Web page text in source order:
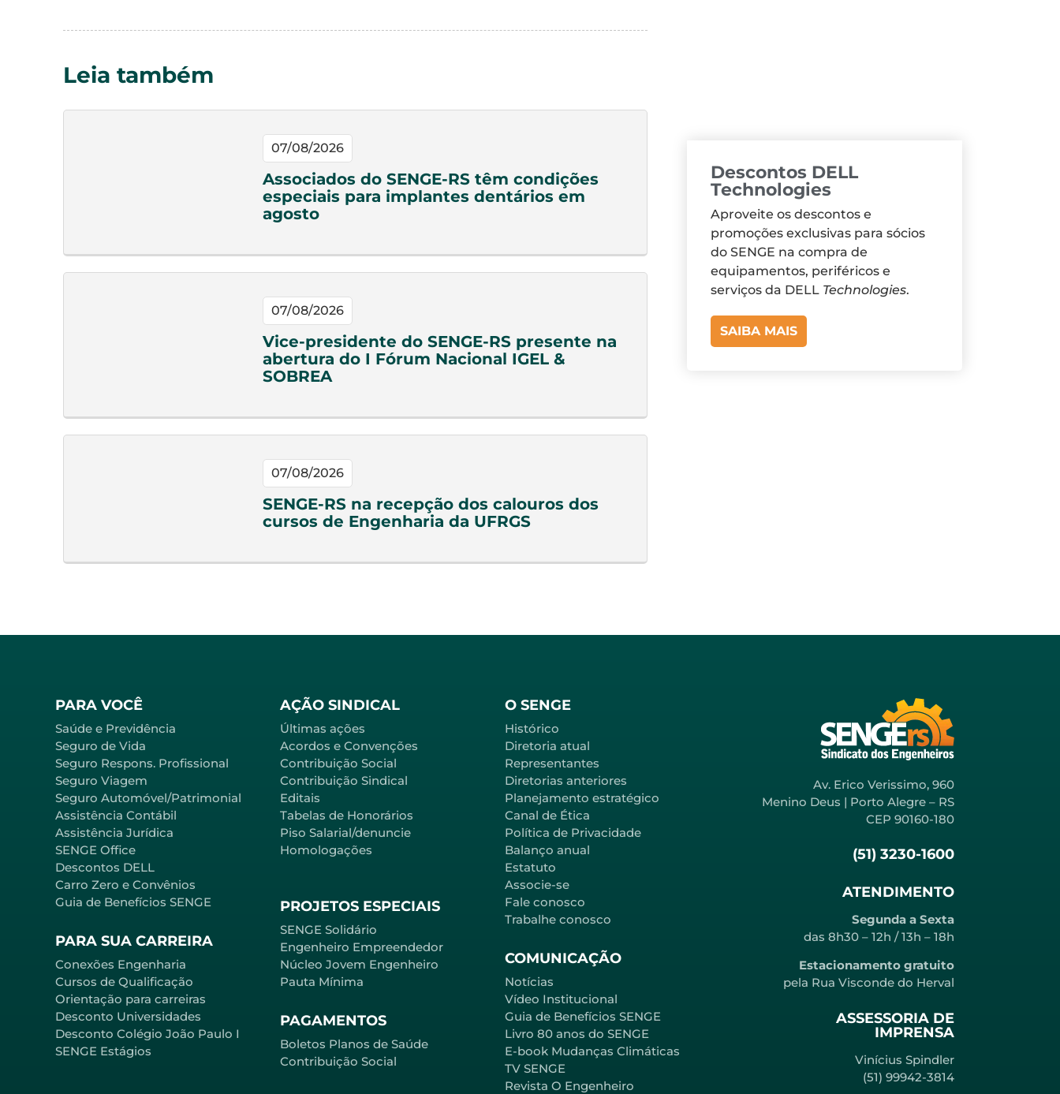
Leia também
07/08/2026
Associados do SENGE-RS têm condições
especiais para implantes dentários em
agosto
07/08/2026
Vice-presidente do SENGE-RS presente na
abertura do I Fórum Nacional IGEL &
SOBREA
07/08/2026
SENGE-RS na recepção dos calouros dos
cursos de Engenharia da UFRGS
Descontos DELL
Technologies
Aproveite os descontos e
promoções exclusivas para sócios
do SENGE na compra de
equipamentos, periféricos e
serviços da DELL Technologies.
SAIBA MAIS
PARA VOCÊ
Saúde e Previdência
Seguro de Vida
Seguro Respons. Profissional
Seguro Viagem
Seguro Automóvel/Patrimonial
Assistência Contábil
Assistência Jurídica
SENGE Office
Descontos DELL
Carro Zero e Convênios
Guia de Benefícios SENGE
PARA SUA CARREIRA
Conexões Engenharia
Cursos de Qualificação
Orientação para carreiras
Desconto Universidades
Desconto Colégio João Paulo I
SENGE Estágios
AÇÃO SINDICAL
Últimas ações
Acordos e Convenções
Contribuição Social
Contribuição Sindical
Editais
Tabelas de Honorários
Piso Salarial/denuncie
Homologações
PROJETOS ESPECIAIS
SENGE Solidário
Engenheiro Empreendedor
Núcleo Jovem Engenheiro
Pauta Mínima
PAGAMENTOS
Boletos Planos de Saúde
Contribuição Social
O SENGE
Histórico
Diretoria atual
Representantes
Diretorias anteriores
Planejamento estratégico
Canal de Ética
Política de Privacidade
Balanço anual
Estatuto
Associe-se
Fale conosco
Trabalhe conosco
COMUNICAÇÃO
Notícias
Vídeo Institucional
Guia de Benefícios SENGE
Livro 80 anos do SENGE
E-book Mudanças Climáticas
TV SENGE
Revista O Engenheiro
Av. Erico Verissimo, 960
Menino Deus | Porto Alegre – RS
CEP 90160-180
(51) 3230-1600
ATENDIMENTO
Segunda a Sexta
das 8h30 – 12h / 13h – 18h
Estacionamento gratuito
pela Rua Visconde do Herval
ASSESSORIA DE
IMPRENSA
Vinícius Spindler
(51) 99942-3814